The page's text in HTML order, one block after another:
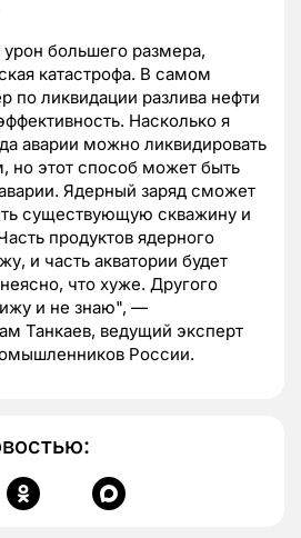
большего размера,
катастрофа. В самом
по ликвидации разлива нефти
Насколько я
аварии можно ликвидировать
но этот способ может быть
Ядерный заряд сможет
существующую скважину и
продуктов ядерного
и часть акватории будет
что хуже. Другого
и не знаю", —
Танкаев, ведущий эксперт
России.